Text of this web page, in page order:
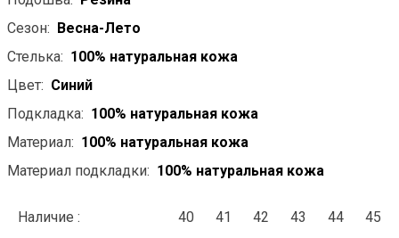
Сезон:
Весна-Лето
Стелька: 100% натуральная кожа
Цвет: Синий
Подкладка: 100% натуральная кожа
Материал: 100% натуральная кожа
Материал подкладки: 100% натуральная кожа
Наличие : 40 41 42 43 44 45